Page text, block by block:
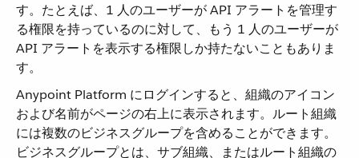
す。たとえば、1 人のユーザーが API アラートを管理す
る権限を持っているのに対して、もう 1 人のユーザーが
API アラートを表示する権限しか持たないこともありま
す。
Anypoint Platform にログインすると、組織のアイコン
および名前がページの右上に表示されます。ルート組織
には複数のビジネスグループを含めることができます。
ビジネスグループとは、サブ組織、またはルート組織の